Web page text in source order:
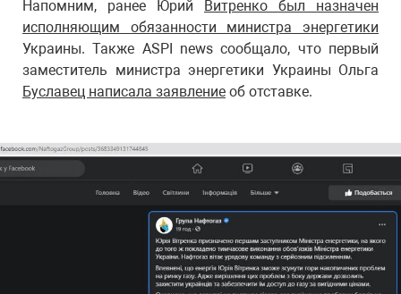
Напомним, ранее Юрий Витренко был назначен
исполняющим обязанности министра энергетики
Украины. Также ASPI news сообщало, что первый
заместитель министра энергетики Украины Ольга
Буславец написала заявление об отставке.